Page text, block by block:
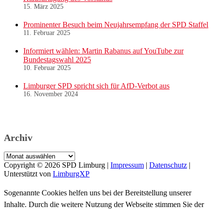
15. März 2025
Prominenter Besuch beim Neujahrsempfang der SPD Staffel
11. Februar 2025
Informiert wählen: Martin Rabanus auf YouTube zur
Bundestagswahl 2025
10. Februar 2025
Limburger SPD spricht sich für AfD-Verbot aus
16. November 2024
Archiv
Archiv
Copyright © 2026 SPD Limburg | Impressum | Datenschutz |
Unterstützt von LimburgXP
Sogenannte Cookies helfen uns bei der Bereitstellung unserer
Inhalte. Durch die weitere Nutzung der Webseite stimmen Sie der